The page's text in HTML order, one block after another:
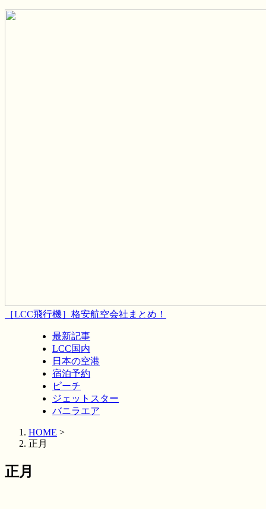
［LCC飛行機］格安航空会社まとめ！
最新記事
LCC国内
日本の空港
宿泊予約
ピーチ
ジェットスター
バニラエア
HOME >
正月
正月